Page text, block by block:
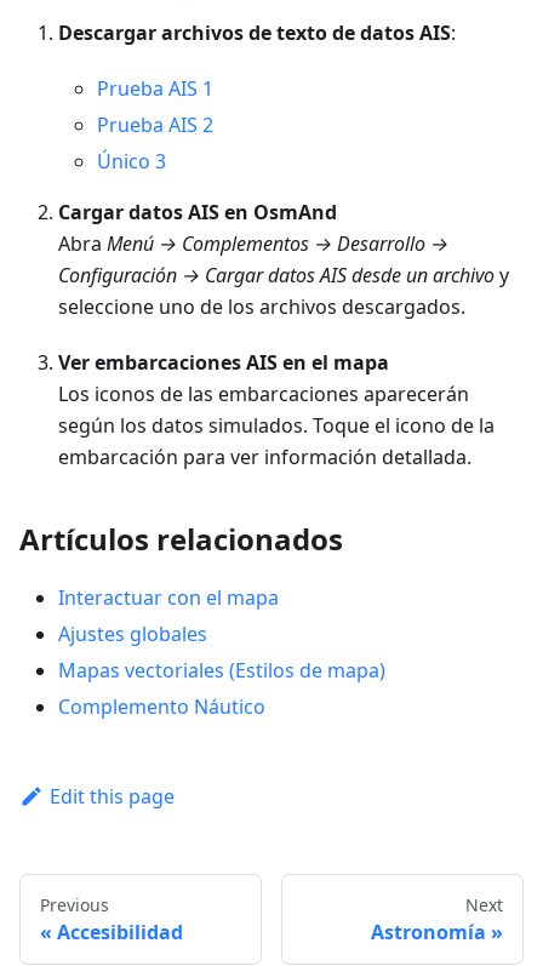
Descargar archivos de texto de datos AIS:
Prueba AIS 1
Prueba AIS 2
Único 3
Cargar datos AIS en OsmAnd
Abra Menú → Complementos → Desarrollo →
Configuración → Cargar datos AIS desde un archivoy
seleccione uno de los archivos descargados.
Ver embarcaciones AIS en el mapa
Los iconos de las embarcaciones aparecerán
según los datos simulados. Toque el icono de la
embarcación para ver información detallada.
Artículos relacionados
Interactuar con el mapa
Ajustes globales
Mapas vectoriales (Estilos de mapa)
Complemento Náutico
Edit this page
Previous
Accesibilidad
Next
Astronomía